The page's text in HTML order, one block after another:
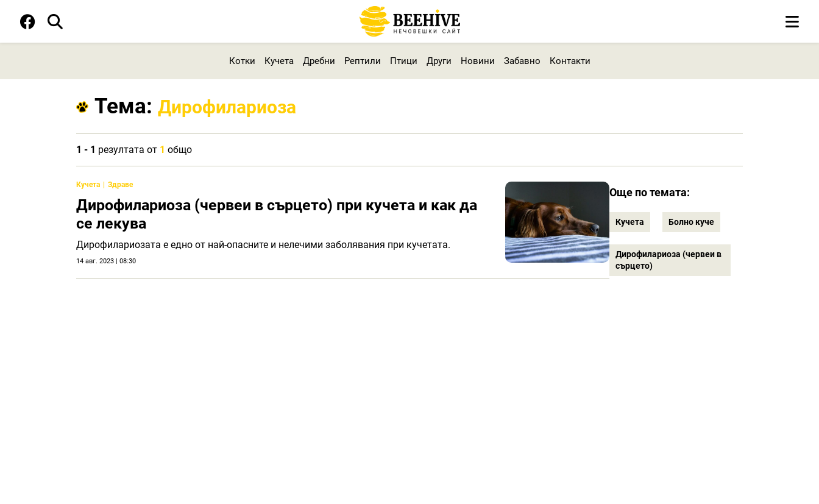
Котки Кучета Дребни Рептили Птици Други Новини Забавно Контакти
Тема: Дирофилариоза
1 - 1 резултата от 1 общо
Кучета Здраве
Дирофилариоза (червеи в сърцето) при кучета и как да
се лекува
Дирофилариозата е едно от най-опасните и нелечими заболявания при кучетата.
14 авг. 2023 | 08:30
Още по темата:
Кучета Болно куче
Дирофилариоза (червеи в
сърцето)